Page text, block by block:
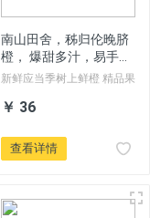
南山田舍，秭归伦晚脐
橙， 爆甜多汁，易手剥
新鲜应季当水果
新鲜应当季树上鲜橙 精品果
￥ 36
查看详情